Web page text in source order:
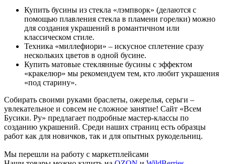
Купить бусины из стекла «лэмпворк» (делаются с
помощью плавления стекла в пламени горелки) можно
для создания украшений в романтичном или
классическом стиле.
Техника «миллефиори» – искусное сплетение сразу
нескольких цветов в одной бусине.
Купить матовые стеклянные бусины с эффектом
«кракелюр» мы рекомендуем тем, кто любит украшения
«под старину».
Собирать своими руками браслеты, ожерелья, серьги –
увлекательное и совсем не сложное занятие! Сайт «Всем
Бусики. Ру» предлагает подробные мастер-классы по
созданию украшений. Среди наших страниц есть образцы
работ как для новичков, так и для опытных рукодельниц.
Мы перешли на работу с маркетплейсами